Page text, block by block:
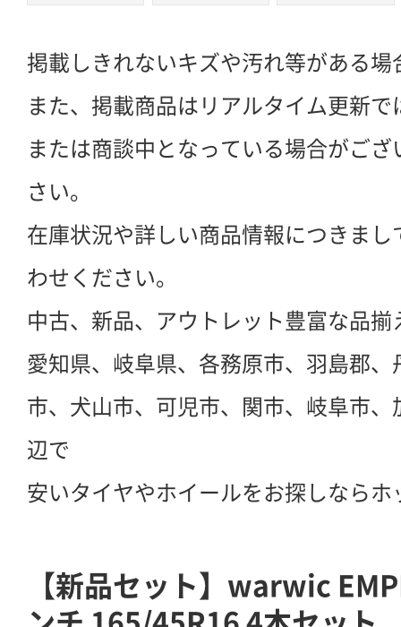
掲載しきれないキズや汚れ等がある場
また、掲載商品はリアルタイム更新
または商談中となっている場合がご
さい。
在庫状況や詳しい商品情報につきま
わせください。
中古、新品、アウトレット豊富な品揃
愛知県、岐阜県、各務原市、羽島郡
市、犬山市、可児市、関市、岐阜市
辺で
安いタイヤやホイールをお探しなら
【新品セット】warwic